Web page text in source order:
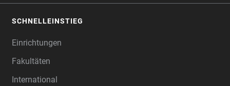
SCHNELLEINSTIEG
Einrichtungen
Fakultäten
International